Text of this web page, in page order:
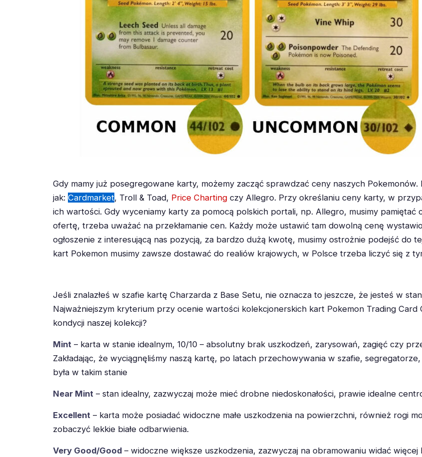
Gdy mamy już posegregowane karty, możemy zacząć sprawdzać ceny naszych Pokemonów.
jak: Cardmarket, Troll & Toad, Price Charting czy Allegro. Przy określaniu ceny karty, w
ich wartości. Gdy wyceniamy karty za pomocą polskich portali, np. Allegro, musimy pamiętać
ofertę, trzeba uważać na przekłamanie cen. Każdy może ustawić tam dowolną cenę
ogłoszenie z interesującą nas pozycją, za bardzo dużą kwotę, musimy ostrożnie podejść do
kart Pokemon musimy zawsze dostawać do realiów krajowych, w Polsce trzeba liczyć się z
Jeśli znalazłeś w szafie kartę Charzarda z Base Setu, nie oznacza to jeszcze, że jesteś w
Najważniejszym kryterium przy ocenie wartości kolekcjonerskich kart Pokemon Trading Card
kondycji naszej kolekcji?
Mint – karta w stanie idealnym, 10/10 – absolutny brak uszkodzeń, zarysowań, zagięć czy
Zakładając, że wyciągnęliśmy naszą kartę, po latach przechowywania w szafie,
była w takim stanie
Near Mint – stan idealny, zazwyczaj może mieć drobne niedoskonałości, prawie idealne
Excellent – karta może posiadać widoczne małe uszkodzenia na powierzchni, również rogi
zobaczyć lekkie białe odbarwienia.
Very Good/Good – widoczne większe uszkodzenia, zazwyczaj na obramowaniu widać więcej